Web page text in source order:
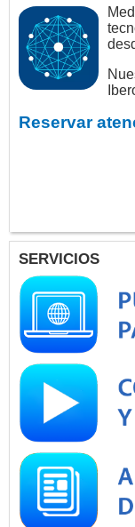
Reservar
SERVICIOS